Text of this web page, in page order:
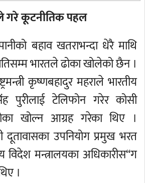
गरे कूटनीतिक पहल
बहाव खतराभन्दा धेरै माथि
भारतले ढोका खोलेको छैन ।
कृष्णबहादुर महराले भारतीय
पुरीलाई टेलिफोन गरेर कोसी
खोल्न आग्रह गरेका थिए ।
दूतावासका उपनियोग प्रमुख भरत
विदेश मन्त्रालयका अधिकारीस“ग
।